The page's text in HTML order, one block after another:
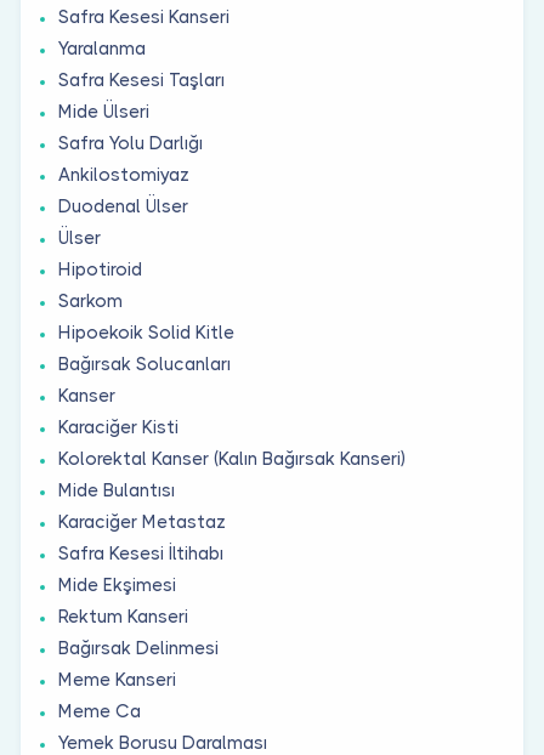
Safra Kesesi Kanseri
Yaralanma
Safra Kesesi Taşları
Mide Ülseri
Safra Yolu Darlığı
Ankilostomiyaz
Duodenal Ülser
Ülser
Hipotiroid
Sarkom
Hipoekoik Solid Kitle
Bağırsak Solucanları
Kanser
Karaciğer Kisti
Kolorektal Kanser (Kalın Bağırsak Kanseri)
Mide Bulantısı
Karaciğer Metastaz
Safra Kesesi İltihabı
Mide Ekşimesi
Rektum Kanseri
Bağırsak Delinmesi
Meme Kanseri
Meme Ca
Yemek Borusu Daralması